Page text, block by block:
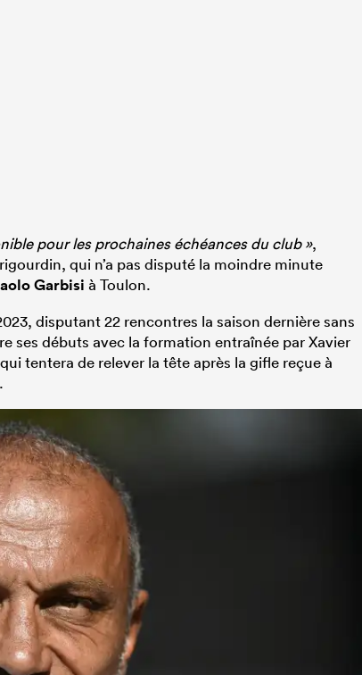
pour les prochaines échéances du club »,
qui n’a pas disputé la moindre minute
Garbisi à Toulon.
disputant 22 rencontres la saison dernière sans
ses débuts avec la formation entraînée par Xavier
tentera de relever la tête après la gifle reçue à